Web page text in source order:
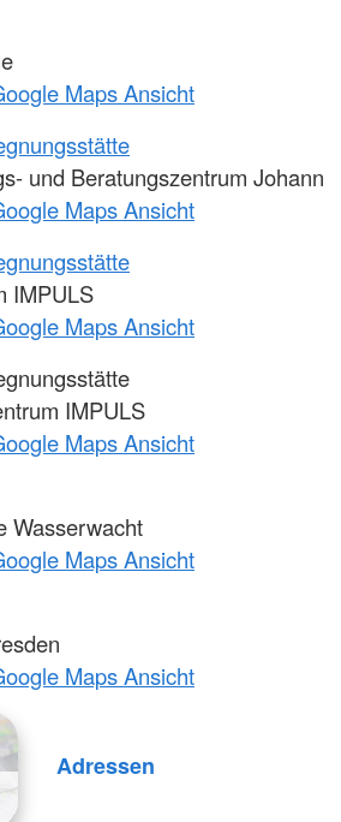
Maps Ansicht
und Beratungszentrum Johann
Maps Ansicht
IMPULS
Maps Ansicht
IMPULS
Maps Ansicht
Wasserwacht
Maps Ansicht
Maps Ansicht
Adressen